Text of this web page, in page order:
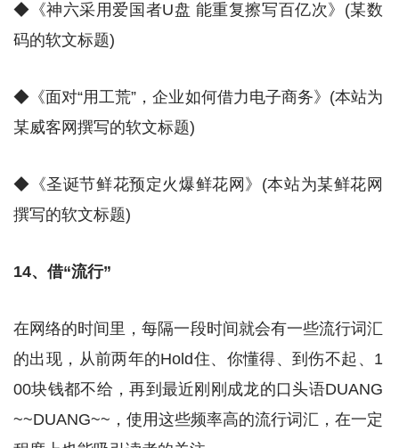
◆《神六采用爱国者U盘 能重复擦写百亿次》(某数
码的软文标题)
◆《面对“用工荒”，企业如何借力电子商务》(本站为
某威客网撰写的软文标题)
◆《圣诞节鲜花预定火爆鲜花网》(本站为某鲜花网
撰写的软文标题)
14、借“流行”
在网络的时间里，每隔一段时间就会有一些流行词汇
的出现，从前两年的Hold住、你懂得、到伤不起、1
00块钱都不给，再到最近刚刚成龙的口头语DUANG
~~DUANG~~，使用这些频率高的流行词汇，在一定